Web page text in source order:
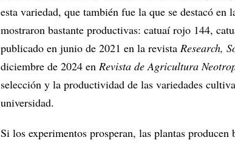
esta variedad, que también fue la que se destacó en
mostraron bastante productivas: catuaí rojo 144,
publicado en junio de 2021 en la revista Research,
diciembre de 2024 en Revista de Agricultura
selección y la productividad de las variedades
universidad.
Si los experimentos prosperan, las plantas